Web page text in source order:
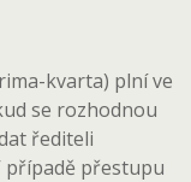
kvarta) plní ve
se rozhodnou
řediteli
případě přestupu